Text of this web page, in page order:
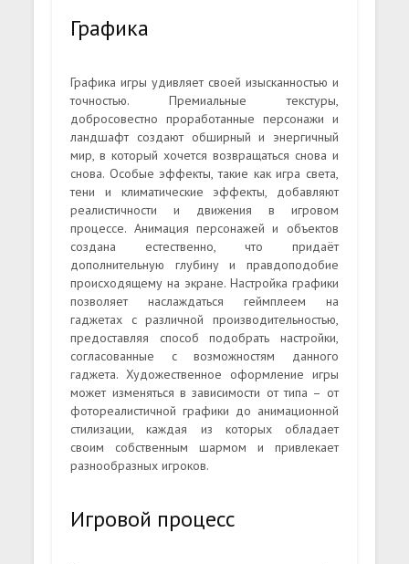
Графика
Графика игры удивляет своей изысканностью и
точностью. Премиальные текстуры,
добросовестно проработанные персонажи и
ландшафт создают обширный и энергичный
мир, в который хочется возвращаться снова и
снова. Особые эффекты, такие как игра света,
тени и климатические эффекты, добавляют
реалистичности и движения в игровом
процессе. Анимация персонажей и объектов
создана естественно, что придаёт
дополнительную глубину и правдоподобие
происходящему на экране. Настройка графики
позволяет наслаждаться геймплеем на
гаджетах с различной производительностью,
предоставляя способ подобрать настройки,
согласованные с возможностям данного
гаджета. Художественное оформление игры
может изменяться в зависимости от типа – от
фотореалистичной графики до анимационной
стилизации, каждая из которых обладает
своим собственным шармом и привлекает
разнообразных игроков.
Игровой процесс